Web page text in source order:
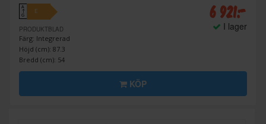
A
↑
G
E
PRODUKTBLAD
Färg: Integrerad
Höjd (cm): 87.3
Bredd (cm): 54
6 921:-
I lager
KÖP